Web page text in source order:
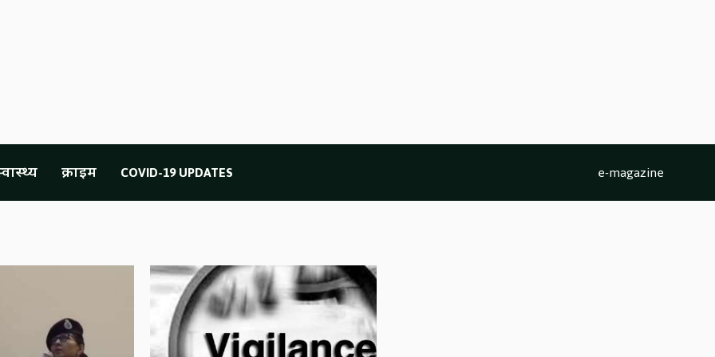
क्राइम COVID-19 UPDATES e-magazine